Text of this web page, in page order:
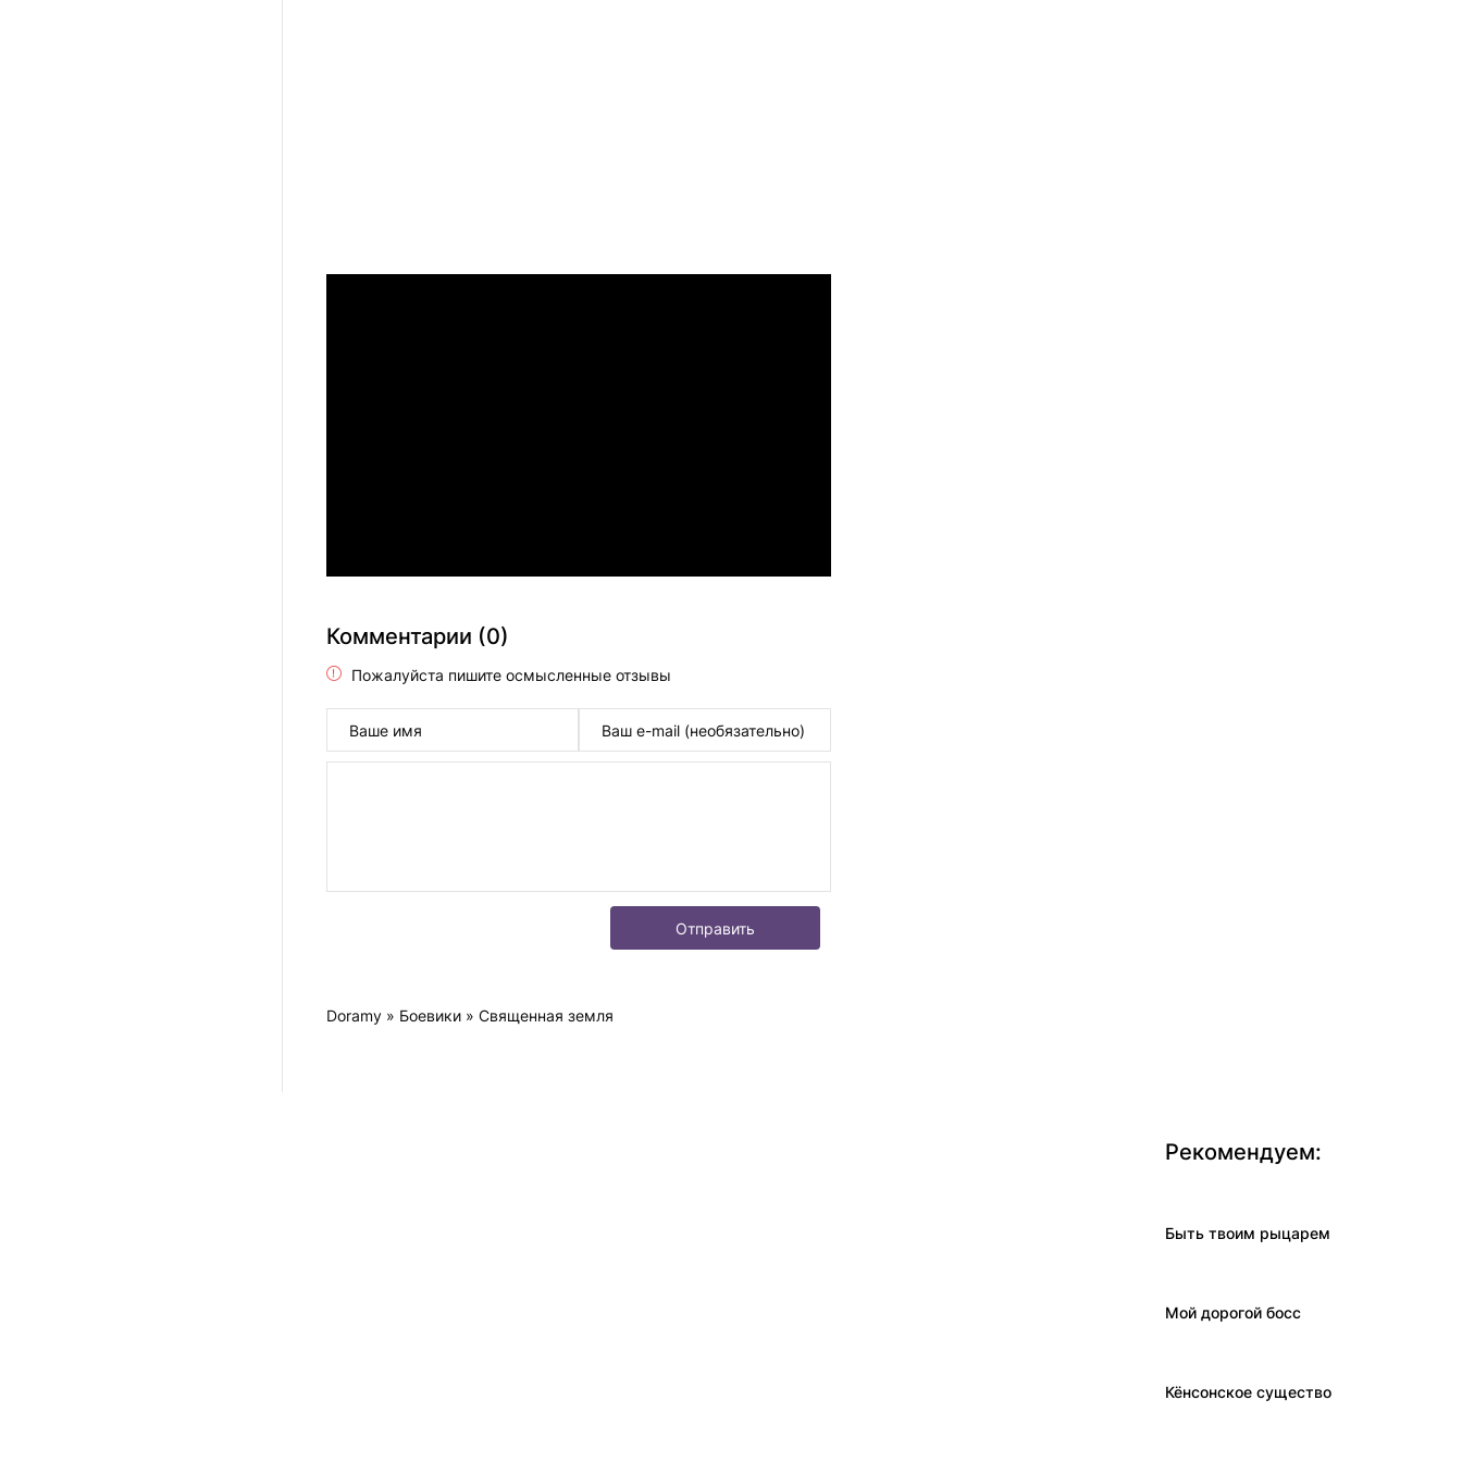
Комментарии (0)
Пожалуйста пишите осмысленные отзывы
Отправить
Doramy » Боевики » Священная земля
Рекомендуем:
Быть твоим рыцарем
Мой дорогой босс
Кёнсонское существо